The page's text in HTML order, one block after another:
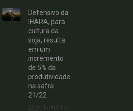
Defensivo da
IHARA, para
cultura da
soja, resulta
em um
incremento
de 5% da
produtividade
na safra
21/22
22 de junho de